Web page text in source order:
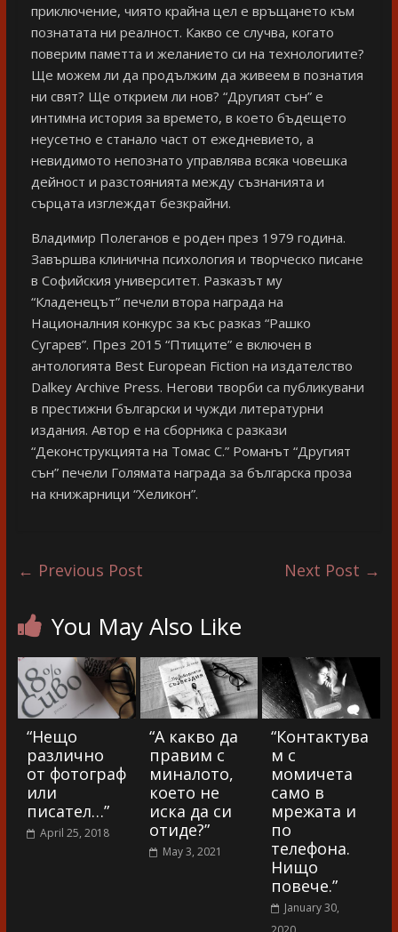
приключение, чиято крайна цел е връщането към
познатата ни реалност. Какво се случва, когато
поверим паметта и желанието си на технологиите?
Ще можем ли да продължим да живеем в познатия
ни свят? Ще открием ли нов? “Другият сън” е
интимна история за времето, в което бъдещето
неусетно е станало част от ежедневието, а
невидимото непознато управлява всяка човешка
дейност и разстоянията между съзнанията и
сърцата изглеждат безкрайни.
Владимир Полеганов е роден през 1979 година.
Завършва клинична психология и творческо писане
в Софийския университет. Разказът му
“Кладенецът” печели втора награда на
Националния конкурс за къс разказ “Рашко
Сугарев”. През 2015 “Птиците” е включен в
антологията Best European Fiction на издателство
Dalkey Archive Press. Негови творби са публикувани
в престижни български и чужди литературни
издания. Автор е на сборника с разкази
“Деконструкцията на Томас С.” Романът “Другият
сън” печели Голямата награда за българска проза
на книжарници “Хеликон”.
← Previous Post Next Post →
You May Also Like
“Нещо
различно
от фотограф
или
писател…”
April 25, 2018
“А какво да
правим с
миналото,
което не
иска да си
отиде?”
May 3, 2021
“Контактува
м с
момичета
само в
мрежата и
по
телефона.
Нищо
повече.”
January 30,